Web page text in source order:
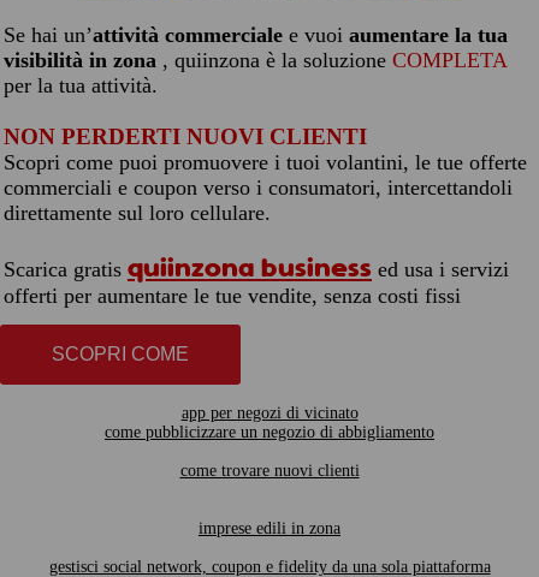
Se hai un’attività commerciale e vuoi aumentare la tua
visibilità in zona , quiinzona è la soluzione COMPLETA
per la tua attività.
NON PERDERTI NUOVI CLIENTI
Scopri come puoi promuovere i tuoi volantini, le tue offerte
commerciali e coupon verso i consumatori, intercettandoli
direttamente sul loro cellulare.
Scarica gratis quiinzona business ed usa i servizi
offerti per aumentare le tue vendite, senza costi fissi
SCOPRI COME
app per negozi di vicinato
come pubblicizzare un negozio di abbigliamento
come trovare nuovi clienti
imprese edili in zona
gestisci social network, coupon e fidelity da una sola piattaforma